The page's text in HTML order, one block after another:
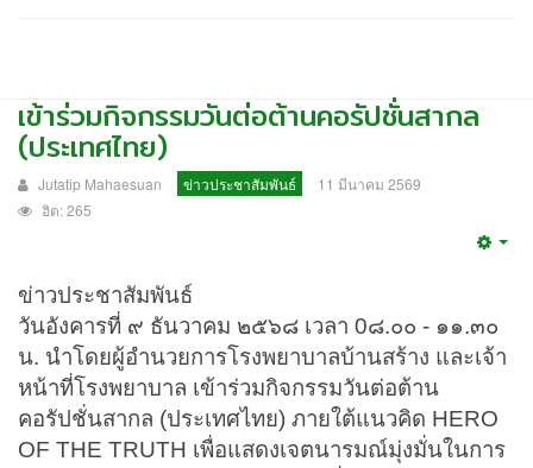
เข้าร่วมกิจกรรมวันต่อต้านคอรัปชั่นสากล
(ประเทศไทย)
Jutatip Mahaesuan ข่าวประชาสัมพันธ์
11 มีนาคม 2569
ฮิต: 265
ข่าวประชาสัมพันธ์
วันอังคารที่ ๙ ธันวาคม ๒๕๖๘ เวลา 0๘.๐๐ - ๑๑.๓๐
น. นำโดยผู้อำนวยการโรงพยาบาลบ้านสร้าง และเจ้า
หน้าที่โรงพยาบาล เข้าร่วมกิจกรรมวันต่อต้าน
คอรัปชั่นสากล (ประเทศไทย) ภายใต้แนวคิด HERO
OF THE TRUTH เพื่อแสดงเจตนารมณ์มุ่งมั่นในการ